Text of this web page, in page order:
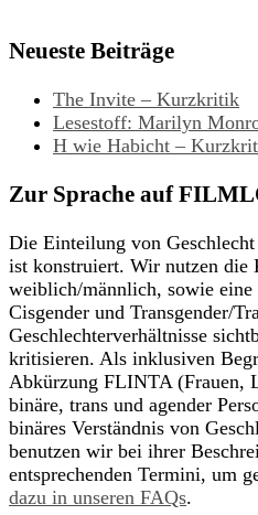
Neueste Beiträge
The Invite – Kurzkritik
Lesestoff: Marilyn
H wie Habicht –
Zur Sprache auf
Die Einteilung von
ist konstruiert. Wir nutzen die
weiblich/männlich, sowie eine
Cisgender und Transgender/
Geschlechterverhältnisse
kritisieren. Als inklusiven
Abkürzung FLINTA (Frauen,
binäre, trans und agender
binäres Verständnis von
benutzen wir bei ihrer
entsprechenden Termini, um
dazu in unseren FAQs.